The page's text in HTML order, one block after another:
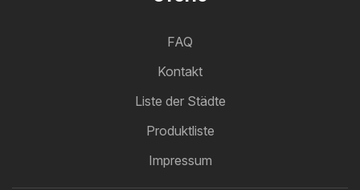
FAQ
Kontakt
Liste der Städte
Produktliste
Impressum